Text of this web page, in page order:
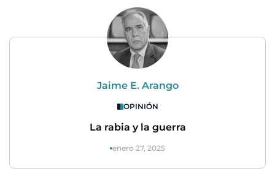
Jaime E. Arango
OPINIÓN
La rabia y la guerra
enero 27, 2025